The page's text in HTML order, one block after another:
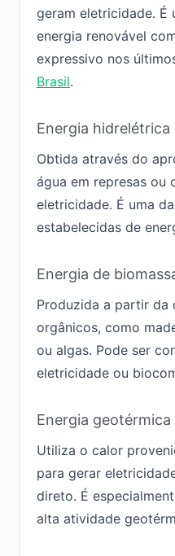
geram eletricidade. É
energia renovável
expressivo nos
Brasil.
Energia hidrelétrica
Obtida através do
água em represas ou
eletricidade. É uma
estabelecidas de
Energia de
Produzida a partir da
orgânicos, como
ou algas. Pode ser
eletricidade ou
Energia geotérmica
Utiliza o calor
para gerar
direto. É
alta atividade